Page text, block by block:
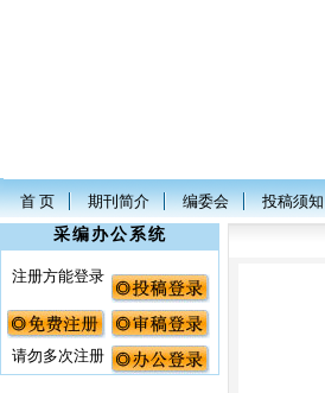
首 页 期刊简介 编委会 投稿须知
采编办公系统
注册方能登录
请勿多次注册